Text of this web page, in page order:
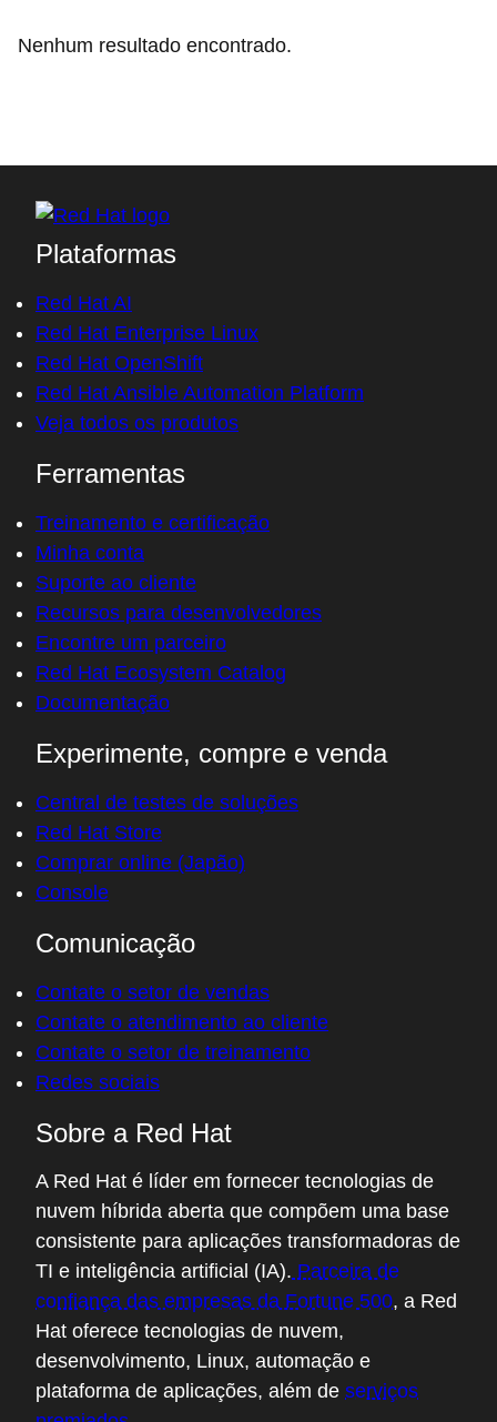
Nenhum resultado encontrado.
Plataformas
Red Hat AI
Red Hat Enterprise Linux
Red Hat OpenShift
Red Hat Ansible Automation Platform
Veja todos os produtos
Ferramentas
Treinamento e certificação
Minha conta
Suporte ao cliente
Recursos para desenvolvedores
Encontre um parceiro
Red Hat Ecosystem Catalog
Documentação
Experimente, compre e venda
Central de testes de soluções
Red Hat Store
Comprar online (Japão)
Console
Comunicação
Contate o setor de vendas
Contate o atendimento ao cliente
Contate o setor de treinamento
Redes sociais
Sobre a Red Hat
A Red Hat é líder em fornecer tecnologias de
nuvem híbrida aberta que compõem uma base
consistente para aplicações transformadoras de
TI e inteligência artificial (IA). Parceira de
confiança das empresas da Fortune 500, a Red
Hat oferece tecnologias de nuvem,
desenvolvimento, Linux, automação e
plataforma de aplicações, além de serviços